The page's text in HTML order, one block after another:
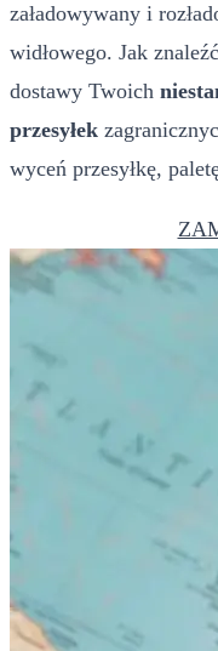
załadowywany i
widłowego. Jak
dostawy Twoich
przesyłek
wyceń przesyłkę,